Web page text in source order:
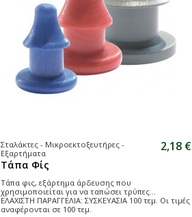
Σταλάκτες - Μικροεκτοξευτήρες -
Εξαρτήματα
Τάπα Φίς
2,18 €
Τάπα φις, εξάρτημα άρδευσης που
χρησιμοποιείται για να ταπώσει τρύπες...
ΕΛΑΧΙΣΤΗ ΠΑΡΑΓΓΕΛΙΑ: ΣΥΣΚΕΥΑΣΙΑ 100 τεμ. Οι τιμές
αναφέρονται σε 100 τεμ.